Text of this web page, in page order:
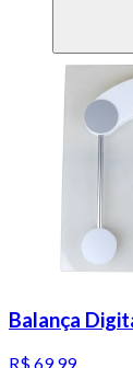
Balança
R$ 69,99